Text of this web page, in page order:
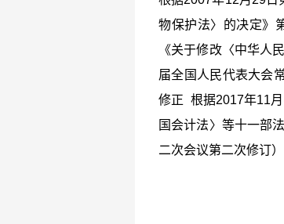
物保护法〉的决定》
《关于修改〈中华人
届全国人民代表大会
修正 根据2017年11
国会计法〉等十一部
二次会议第二次修订）